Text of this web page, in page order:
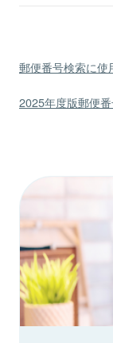
郵便番号検索に使
2025年度版郵便